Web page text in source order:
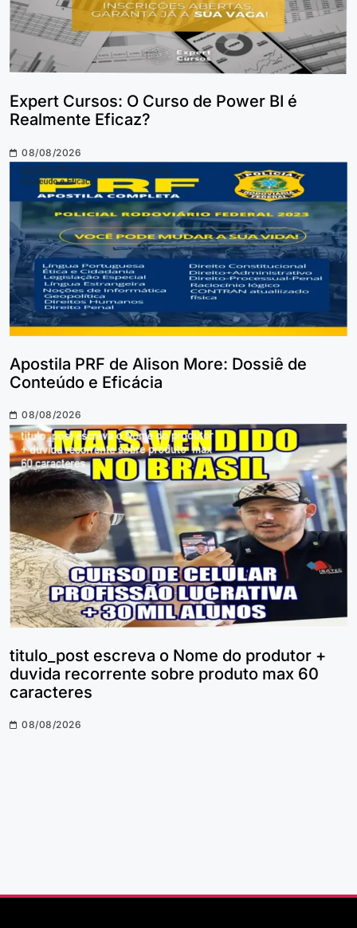
Expert Cursos: O Curso de Power BI é
Realmente Eficaz?
08/08/2026
Apostila PRF de Alison More: Dossiê de
Conteúdo e Eficácia
08/08/2026
titulo_post escreva o Nome do produtor +
duvida recorrente sobre produto max 60
caracteres
08/08/2026